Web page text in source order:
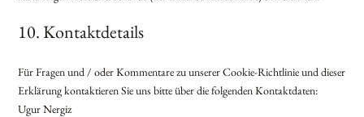
10. Kontaktdetails
Für Fragen und / oder Kommentare zu unserer Cookie-Richtlinie und dieser
Erklärung kontaktieren Sie uns bitte über die folgenden Kontaktdaten:
Ugur Nergiz